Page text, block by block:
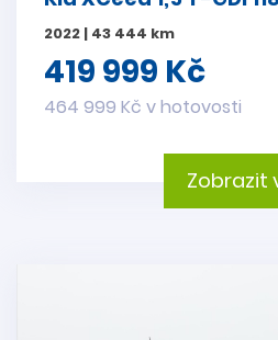
2022 | 43 444 km
419 999 Kč
464 999 Kč v hotovosti
Zobrazit